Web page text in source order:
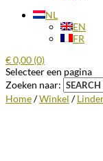
NL
EN
FR
€0,00 (0)
Selecteer een pagina
Zoeken naar:
Home/Winkel /